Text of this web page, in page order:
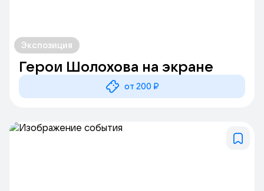
Экспозиция
Герои Шолохова на экране
от 200 ₽